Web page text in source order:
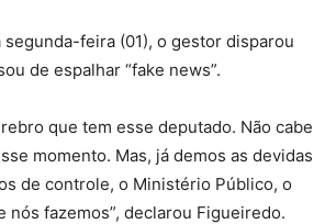
segunda-feira (01), o gestor disparou
de espalhar “fake news”.
que tem esse deputado. Não cabe
momento. Mas, já demos as devidas
de controle, o Ministério Público, o
nós fazemos”, declarou Figueiredo.